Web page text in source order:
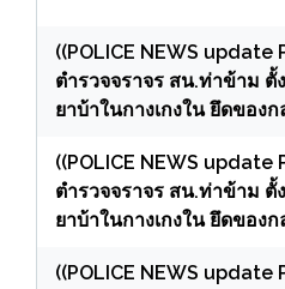
((POLICE NEWS update
ตำรวจจราจร สน.ท่าข้าม
ยาบ้าในกางเกงใน ยึดของก
((POLICE NEWS update
ตำรวจจราจร สน.ท่าข้าม
ยาบ้าในกางเกงใน ยึดของก
((POLICE NEWS update